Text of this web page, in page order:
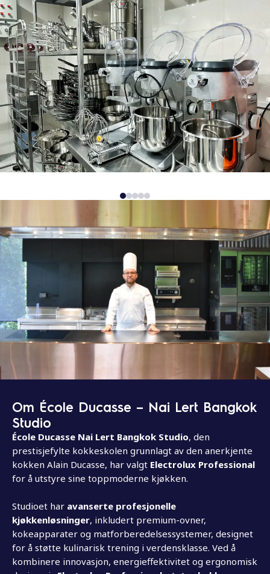
Om École Ducasse – Nai Lert Bangkok
Studio
École Ducasse Nai Lert Bangkok Studio, den
prestisjefylte kokkeskolen grunnlagt av den anerkjente
kokken Alain Ducasse, har valgt Electrolux Professional
for å utstyre sine toppmoderne kjøkken.
Studioet har avanserte profesjonelle
kjøkkenløsninger, inkludert premium-ovner,
kokeapparater og matforberedelsessystemer, designet
for å støtte kulinarisk trening i verdensklasse. Ved å
kombinere innovasjon, energieffektivitet og ergonomisk